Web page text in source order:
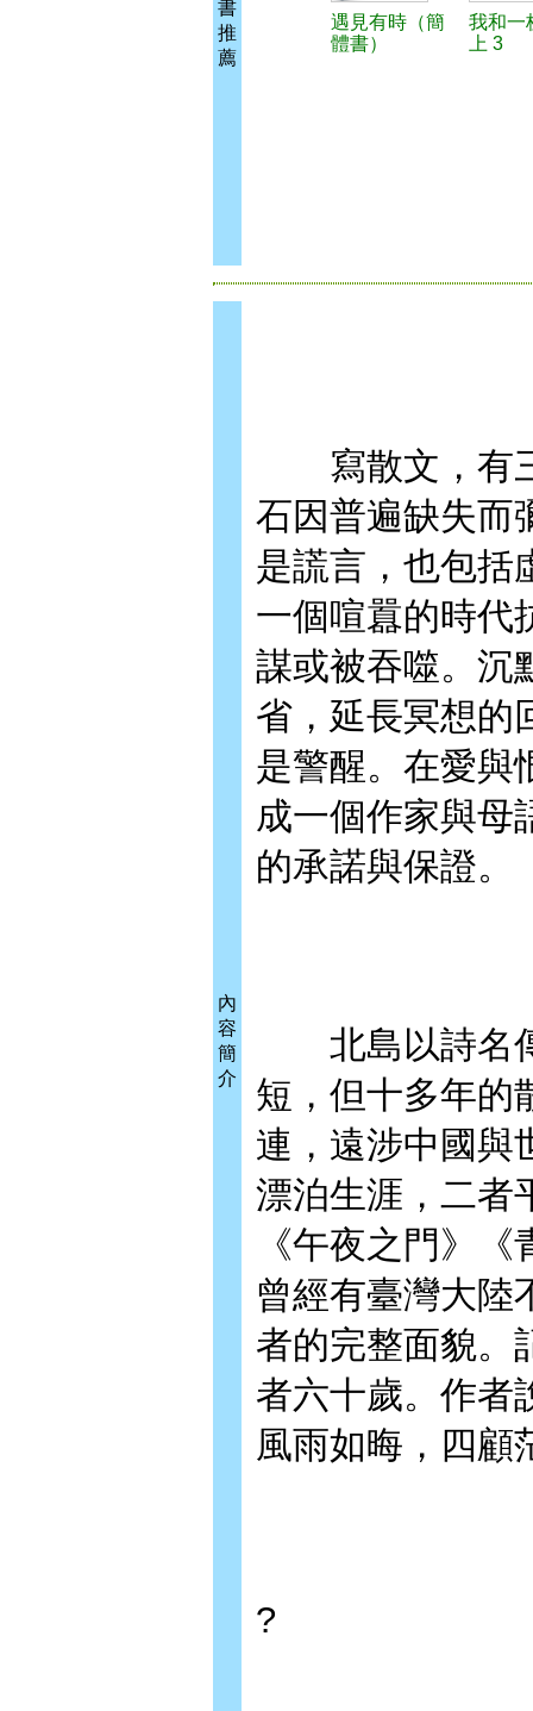
書
推
薦
遇見有時（簡
體書）
我和一
上 3
內
容
簡
介
寫散文，有三
石因普遍缺失而
是謊言，也包括
一個喧囂的時代
謀或被吞噬。沉
省，延長冥想的
是警醒。在愛與
成一個作家與母
的承諾與保證。
北島以詩名傳
短，但十多年的
連，遠涉中國與
漂泊生涯，二者
《午夜之門》
曾經有臺灣大陸
者的完整面貌。
者六十歲。作者
風雨如晦，四顧
?